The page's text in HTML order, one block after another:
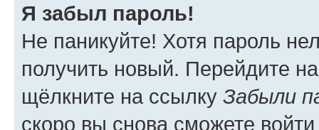
Я забыл пароль!
Не паникуйте! Хотя пароль
получить новый. Перейдите
щёлкните на ссылку Забыли
скоро вы снова сможете